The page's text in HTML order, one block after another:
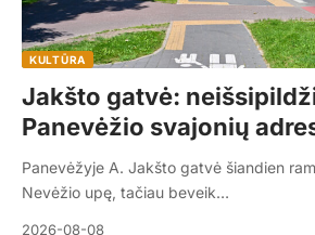
KULTŪRA
Jakšto gatvė:
Panevėžio svajonių
Panevėžyje A. Jakšto gatvė šiandien
Nevėžio upę, tačiau beveik…
2026-08-08